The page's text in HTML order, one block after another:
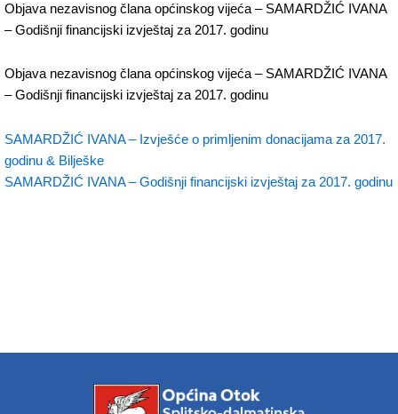
Objava nezavisnog člana općinskog vijeća – SAMARDŽIĆ IVANA
– Godišnji financijski izvještaj za 2017. godinu
Objava nezavisnog člana općinskog vijeća – SAMARDŽIĆ IVANA
– Godišnji financijski izvještaj za 2017. godinu
SAMARDŽIĆ IVANA – Izvješće o primljenim donacijama za 2017.
godinu & Bilješke
SAMARDŽIĆ IVANA – Godišnji financijski izvještaj za 2017. godinu